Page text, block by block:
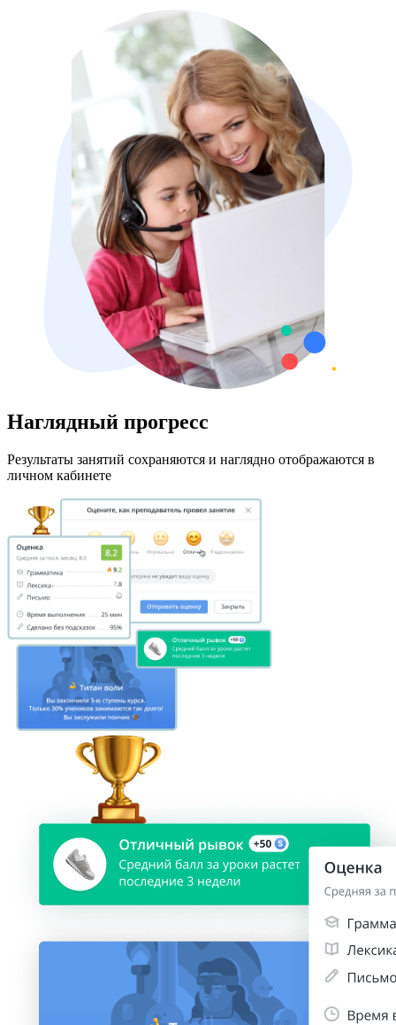
Наглядный прогресс
Результаты занятий сохраняются и наглядно отображаются в
личном кабинете